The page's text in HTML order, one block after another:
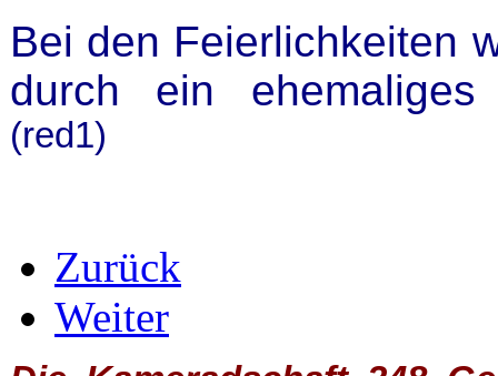
Bei den Feierlichkeiten
durch ein ehemaliges
(red1)
Zurück
Weiter